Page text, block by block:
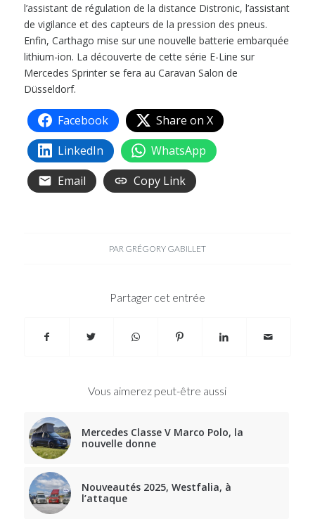
l’assistant de régulation de la distance Distronic, l’assistant
de vigilance et des capteurs de la pression des pneus.
Enfin, Carthago mise sur une nouvelle batterie embarquée
lithium-ion. La découverte de cette série E-Line sur
Mercedes Sprinter se fera au Caravan Salon de
Düsseldorf.
Facebook
Share on X
LinkedIn
WhatsApp
Email
Copy Link
PAR GRÉGORY GABILLET
Partager cet entrée
Vous aimerez peut-être aussi
Mercedes Classe V Marco Polo, la
nouvelle donne
Nouveautés 2025, Westfalia, à
l’attaque